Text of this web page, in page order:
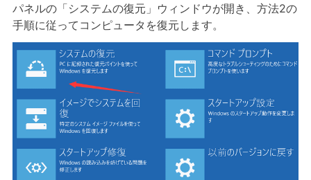
パネルの「システムの復元」ウィンドウが開き、方法2の
手順に従ってコンピュータを復元します。